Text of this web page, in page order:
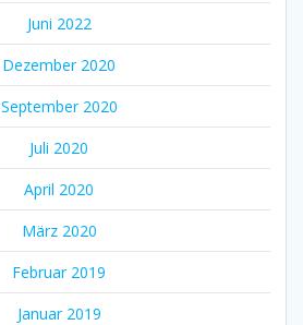
Juni 2022
Dezember 2020
September 2020
Juli 2020
April 2020
März 2020
Februar 2019
Januar 2019